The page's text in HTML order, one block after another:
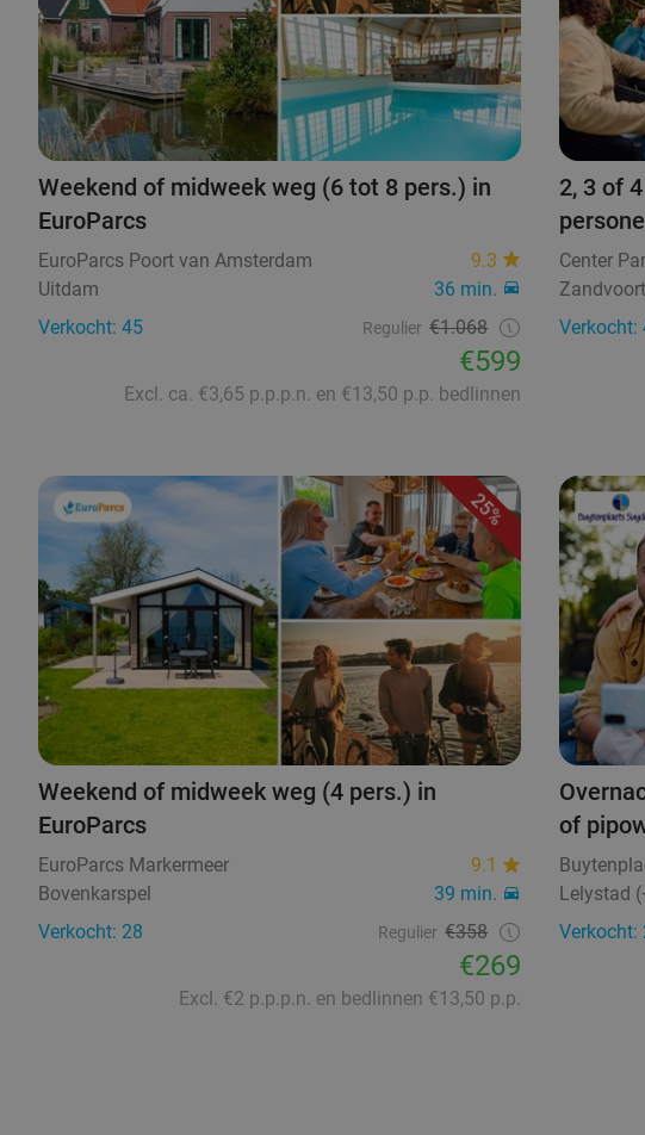
Weekend of midweek weg (6 tot 8 pers.) in
EuroParcs
EuroParcs Poort van Amsterdam
9.3
Uitdam
36 min.
Verkocht: 45
Regulier €1.068
€599
Excl. ca. €3,65 p.p.p.n. en €13,50 p.p. bedlinnen
2, 3 of
Center
Zandvoort
Verkocht:
25%
Weekend of midweek weg (4 pers.) in
EuroParcs
EuroParcs Markermeer
9.1
Bovenkarspel
39 min.
Verkocht: 28
Regulier €358
€269
Excl. €2 p.p.p.n. en bedlinnen €13,50 p.p.
of
Lelystad
Verkocht: